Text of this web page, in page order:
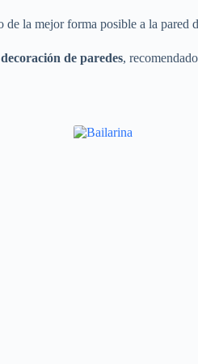
de la mejor forma posible a la pared
de paredes,